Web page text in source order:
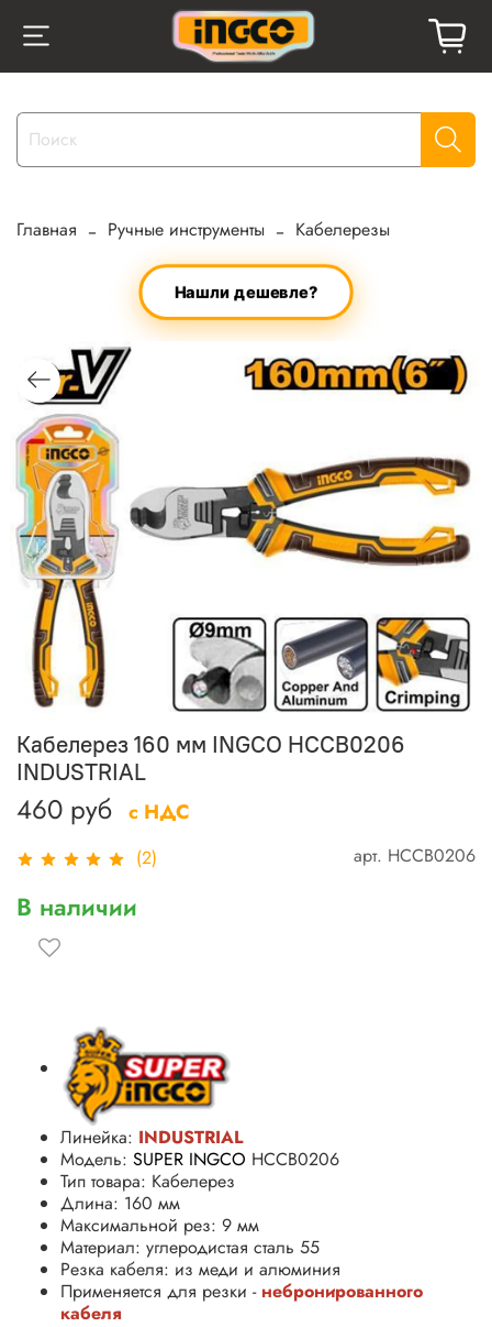
Главная Ручные инструменты Кабелерезы
Нашли дешевле?
(2) арт. HCCB0206
Кабелерез 160 мм INGCO HCCB0206
INDUSTRIAL
460 руб с НДС
В наличии
Линейка: INDUSTRIAL
Модель: SUPER INGCO HCCB0206
Тип товара: Кабелерез
Длина: 160 мм
Максимальной рез: 9 мм
Материал: углеродистая сталь 55
Резка кабеля: из меди и алюминия
Применяется для резки - небронированного
кабеля